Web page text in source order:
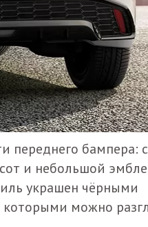
переднего бампера: с
и небольшой
украшен чёрными
можно